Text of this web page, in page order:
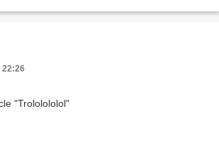
22:26